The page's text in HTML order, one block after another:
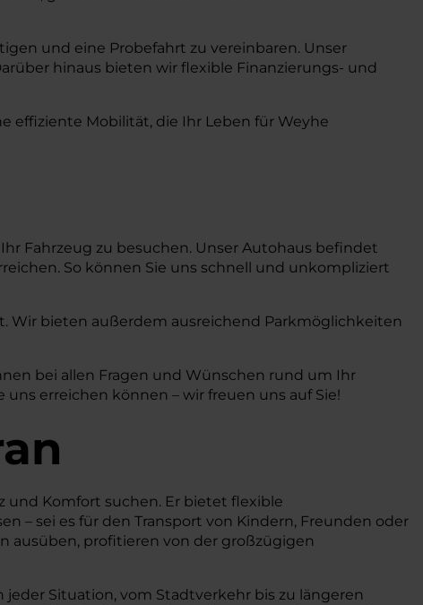
und eine Probefahrt zu vereinbaren. Unser
hinaus bieten wir flexible Finanzierungs- und
effiziente Mobilität, die Ihr Leben für Weyhe
Fahrzeug zu besuchen. Unser Autohaus befindet
So können Sie uns schnell und unkompliziert
Wir bieten außerdem ausreichend Parkmöglichkeiten
bei allen Fragen und Wünschen rund um Ihr
erreichen können – wir freuen uns auf Sie!
und Komfort suchen. Er bietet flexible
– sei es für den Transport von Kindern, Freunden oder
ausüben, profitieren von der großzügigen
Situation, vom Stadtverkehr bis zu längeren